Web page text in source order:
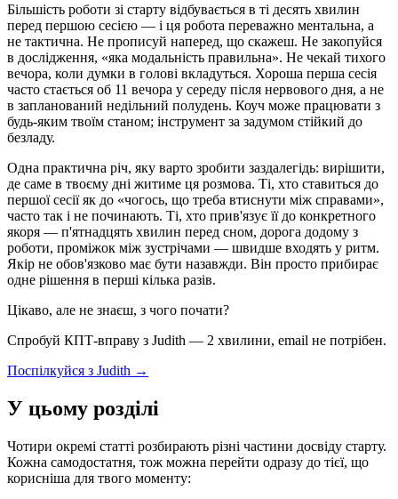
Більшість роботи зі старту відбувається в ті десять хвилин
перед першою сесією — і ця робота переважно ментальна, а
не тактична. Не прописуй наперед, що скажеш. Не закопуйся
в дослідження, «яка модальність правильна». Не чекай тихого
вечора, коли думки в голові вкладуться. Хороша перша сесія
часто стається об 11 вечора у середу після нервового дня, а не
в запланований недільний полудень. Коуч може працювати з
будь-яким твоїм станом; інструмент за задумом стійкий до
безладу.
Одна практична річ, яку варто зробити заздалегідь: вирішити,
де саме в твоєму дні житиме ця розмова. Ті, хто ставиться до
першої сесії як до «чогось, що треба втиснути між справами»,
часто так і не починають. Ті, хто прив'язує її до конкретного
якоря — п'ятнадцять хвилин перед сном, дорога додому з
роботи, проміжок між зустрічами — швидше входять у ритм.
Якір не обов'язково має бути назавжди. Він просто прибирає
одне рішення в перші кілька разів.
Цікаво, але не знаєш, з чого почати?
Спробуй КПТ-вправу з Judith — 2 хвилини, email не потрібен.
Поспілкуйся з Judith →
У цьому розділі
Чотири окремі статті розбирають різні частини досвіду старту.
Кожна самодостатня, тож можна перейти одразу до тієї, що
корисніша для твого моменту: